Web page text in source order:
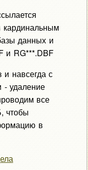
кардинальным
данных и
и RG***.DBF
навсегда с
- удаление
все
чтобы
в